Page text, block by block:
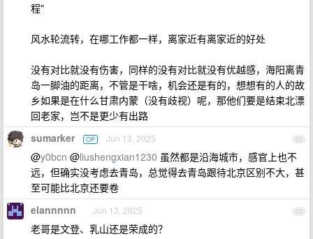
程"
风水轮流转，在哪工作都一样，离家近有离家近的好处
没有对比就没有伤害，同样的没有对比就没有优越感，海阳离青
岛一脚油的距离，不管是干啥，机会还是有的，想想有的人的故
乡如果是在什么甘肃内蒙（没有歧视）呢，那他们要是结束北漂
回老家，岂不是更少有出路
52
sumarker OP Jun 13, 2025
@y0bcn @liushengxian1230 虽然都是沿海城市，感官上也不
远，但确实没考虑去青岛，总觉得去青岛跟待北京区别不大，甚
至可能比北京还要卷
53
elannnnn Jun 13, 2025
老哥是文登、乳山还是荣成的？